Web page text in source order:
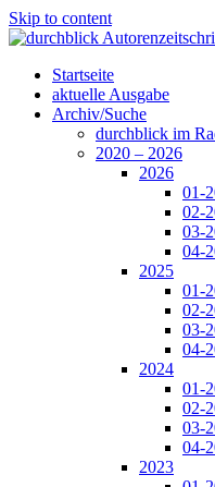
Skip to content
Startseite
aktuelle Ausgabe
Archiv/Suche
durchblick im
2020 – 2026
2026
01-
02-
03-
04-
2025
01-
02-
03-
04-
2024
01-
02-
03-
04-
2023